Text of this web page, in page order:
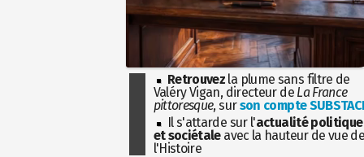
Retrouvez la plume sans filtre de
Valéry Vigan, directeur de La France
pittoresque, surson compte
Il s'attarde sur l'actualité politique
et sociétaleavec la hauteur de vue
l'Histoire